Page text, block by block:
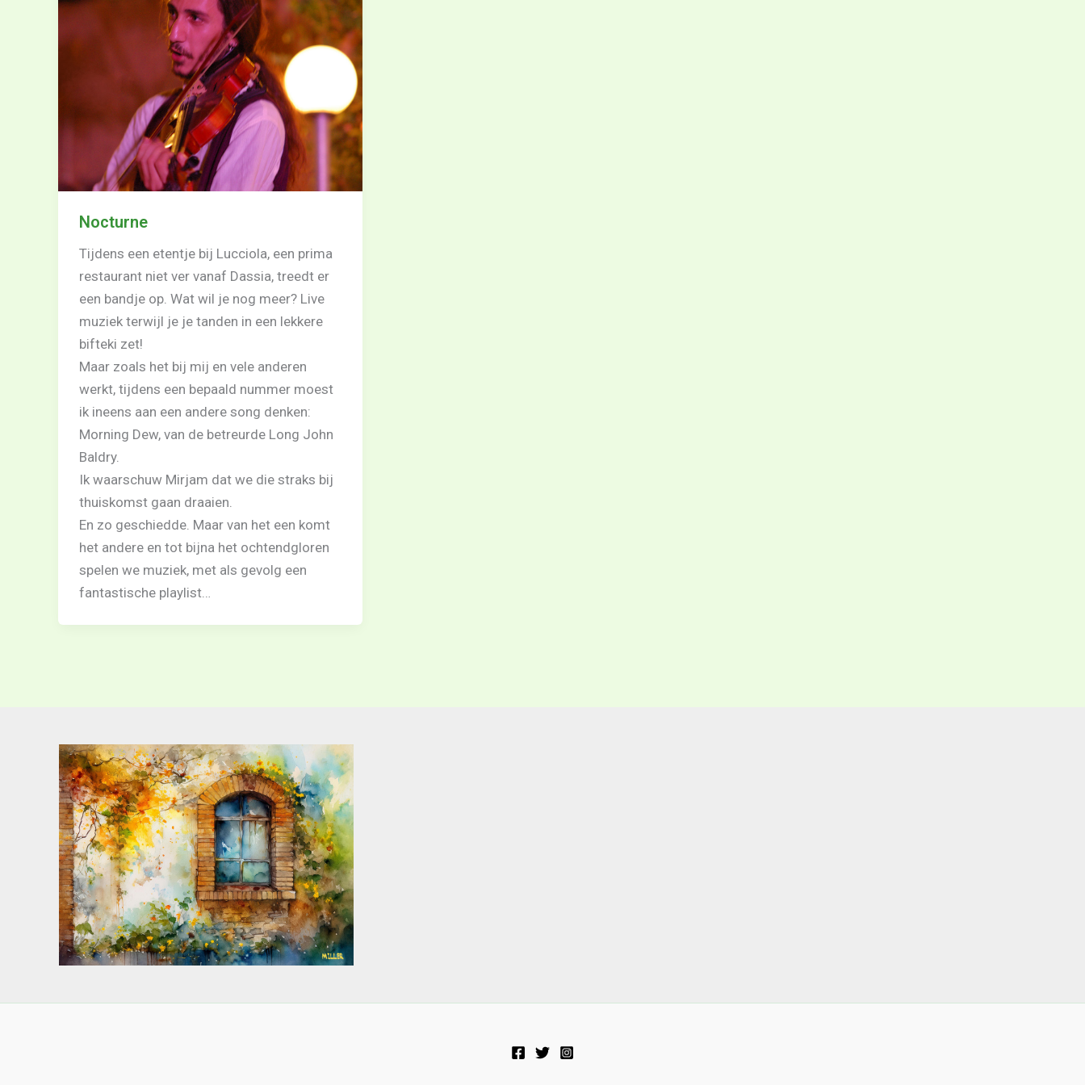
Nocturne
Tijdens een etentje bij Lucciola, een prima
restaurant niet ver vanaf Dassia, treedt er
een bandje op. Wat wil je nog meer? Live
muziek terwijl je je tanden in een lekkere
bifteki zet!
Maar zoals het bij mij en vele anderen
werkt, tijdens een bepaald nummer moest
ik ineens aan een andere song denken:
Morning Dew, van de betreurde Long John
Baldry.
Ik waarschuw Mirjam dat we die straks bij
thuiskomst gaan draaien.
En zo geschiedde. Maar van het een komt
het andere en tot bijna het ochtendgloren
spelen we muziek, met als gevolg een
fantastische playlist…